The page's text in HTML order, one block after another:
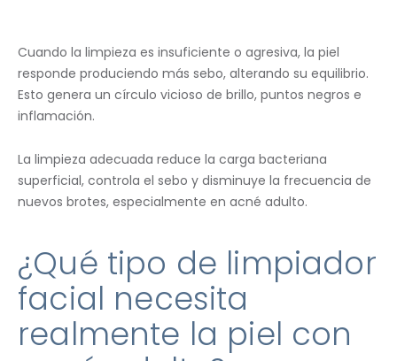
Cuando la limpieza es insuficiente o agresiva, la piel
responde produciendo más sebo, alterando su equilibrio.
Esto genera un círculo vicioso de brillo, puntos negros e
inflamación.
La limpieza adecuada reduce la carga bacteriana
superficial, controla el sebo y disminuye la frecuencia de
nuevos brotes, especialmente en acné adulto.
¿Qué tipo de limpiador
facial necesita
realmente la piel con